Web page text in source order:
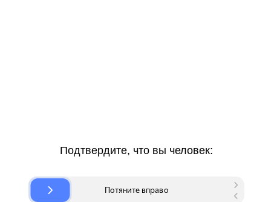
Подтвердите, что вы человек: